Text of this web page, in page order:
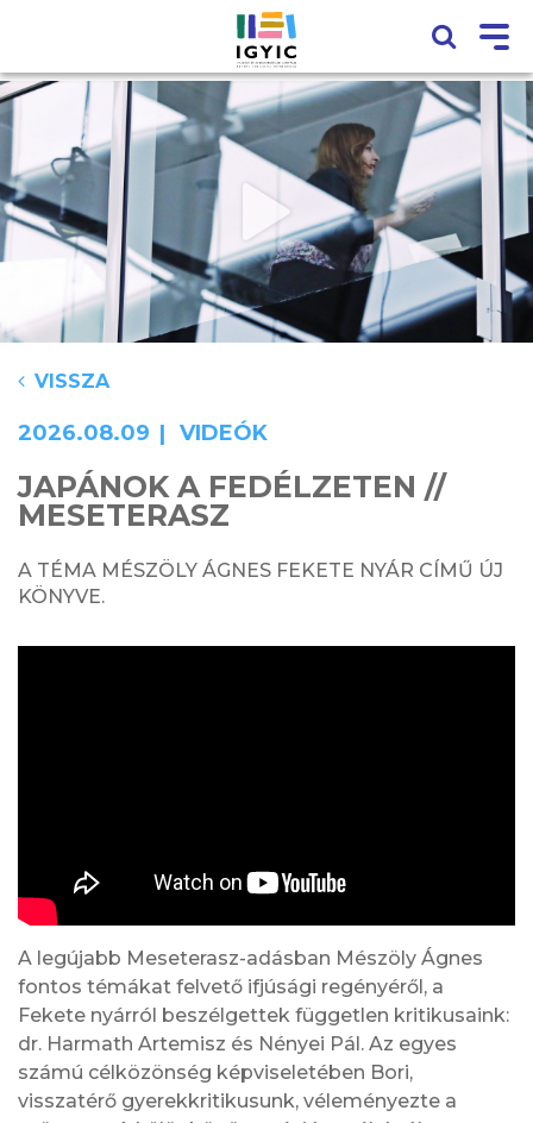
VISSZA
2026.08.09 VIDEÓK
JAPÁNOK A FEDÉLZETEN //
MESETERASZ
A TÉMA MÉSZÖLY ÁGNES FEKETE NYÁR CÍMŰ ÚJ
KÖNYVE.
A legújabb Meseterasz-adásban Mészöly Ágnes
fontos témákat felvető ifjúsági regényéről, a
Fekete nyárról beszélgettek független kritikusaink:
dr. Harmath Artemisz és Nényei Pál. Az egyes
számú célközönség képviseletében Bori,
visszatérő gyerekkritikusunk, véleményezte a